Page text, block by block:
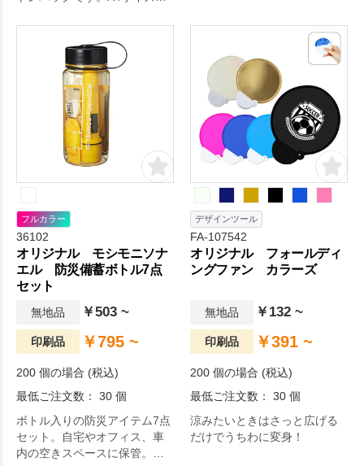
用バッグやアーティスト物販
まで幅広い用途に重宝されて
います。薄手なので小さく折
り畳むこともでき、エコバッ
グとしてもおすすめ。低価格
なので大ロットのノベルティ
にも人気です。名入れ範囲も
広く会社名やブランドロゴも
目立つシンプルなトートバッ
フルカラー
36102
オリジナル モシモニソナ
エル 防災備蓄ボトル7点
セット
無地品 ￥503 ~
印刷品 ￥795 ~
200 個の場合 (税込)
最低ご注文数： 30 個
ボトル入りの防災アイテム7点
セット。自宅やオフィス、車
内の空きスペースに保管。避
デザインツール
FA-107542
オリジナル フォールディ
ングファン カラーズ
無地品 ￥132 ~
印刷品 ￥391 ~
200 個の場合 (税込)
最低ご注文数： 30 個
涼みたいときはさっと広げる
だけでうちわに変身！